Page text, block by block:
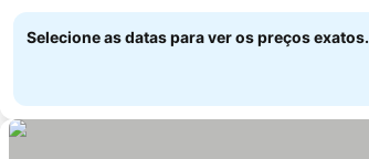
Selecione as datas para ver os preços exatos.